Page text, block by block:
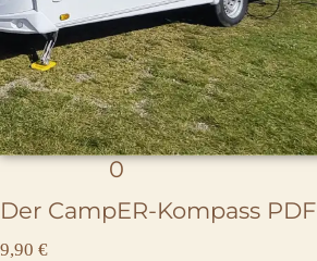
0
r
e
Der CampER-Kompass PDF
N
9,90 €